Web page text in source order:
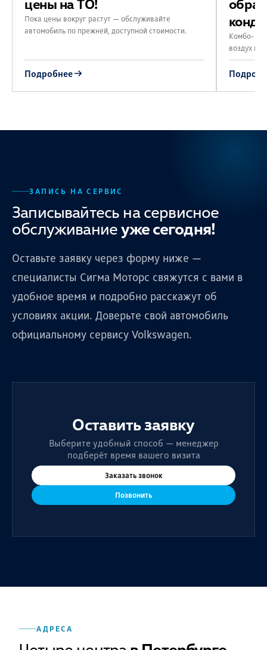
цены на ТО!
Пока цены вокруг растут — обслуживайте
автомобиль по прежней, доступной стоимости.
Подробнее
Комбо-
воздух в
ЗАПИСЬ НА СЕРВИС
Записывайтесь на сервисное
обслуживаниеуже сегодня!
Оставьте заявку через форму ниже —
специалисты Сигма Моторс свяжутся с вами в
удобное время и подробно расскажут об
условиях акции. Доверьте свой автомобиль
официальному сервису Volkswagen.
Оставить заявку
Выберите удобный способ — менеджер
подберёт время вашего визита
Заказать звонок
Позвонить
АДРЕСА